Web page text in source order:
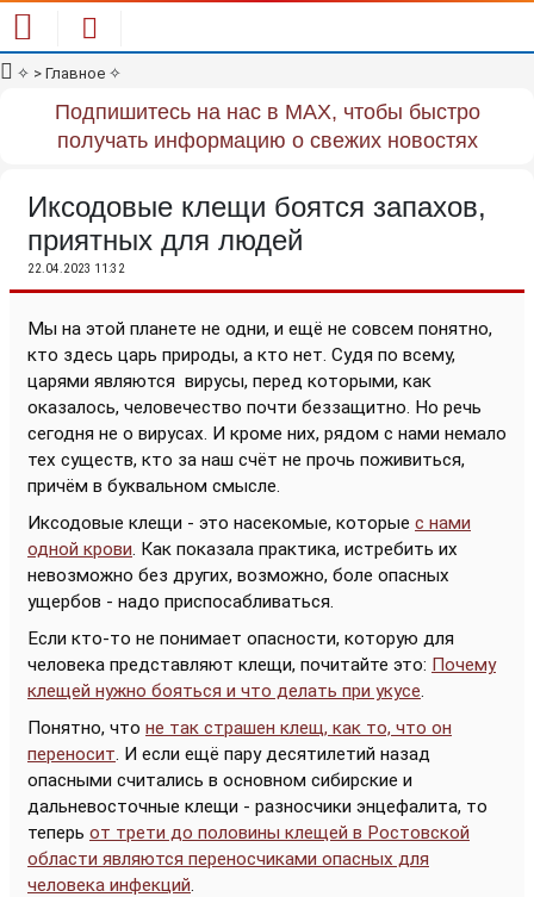
✧ > Главное ✧
Подпишитесь на нас в MAX, чтобы быстро
получать информацию о свежих новостях
Иксодовые клещи боятся запахов,
приятных для людей
22.04.2023 11:32
Мы на этой планете не одни, и ещё не совсем понятно,
кто здесь царь природы, а кто нет. Судя по всему,
царями являются вирусы, перед которыми, как
оказалось, человечество почти беззащитно. Но речь
сегодня не о вирусах. И кроме них, рядом с нами немало
тех существ, кто за наш счёт не прочь поживиться,
причём в буквальном смысле.
Иксодовые клещи - это насекомые, которые с нами
одной крови. Как показала практика, истребить их
невозможно без других, возможно, боле опасных
ущербов - надо приспосабливаться.
Если кто-то не понимает опасности, которую для
человека представляют клещи, почитайте это: Почему
клещей нужно бояться и что делать при укусе.
Понятно, что не так страшен клещ, как то, что он
переносит. И если ещё пару десятилетий назад
опасными считались в основном сибирские и
дальневосточные клещи - разносчики энцефалита, то
теперь от трети до половины клещей в Ростовской
области являются переносчиками опасных для
человека инфекций.